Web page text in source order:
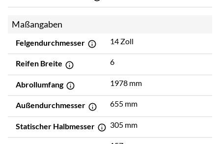
Maßangaben
Felgendurchmesser 14 Zoll
Reifen Breite 6
Abrollumfang 1978 mm
Außendurchmesser 655 mm
Statischer Halbmesser 305 mm